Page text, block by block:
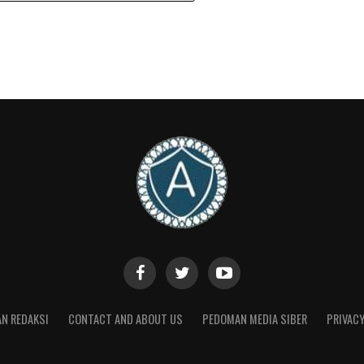
dan tujuan utama kita tetap satu, yakni
Lampung, Lesti Putri Utami, dalam
Pemerintah Daerah Provinsi Lampung
RI Perwakilan Provinsi Lampung dengan raihan
pendapatan, belanja, dan transfer daerah
REDAKSI CONTACT AND ABOUT US PEDOMAN MEDIA SIBER